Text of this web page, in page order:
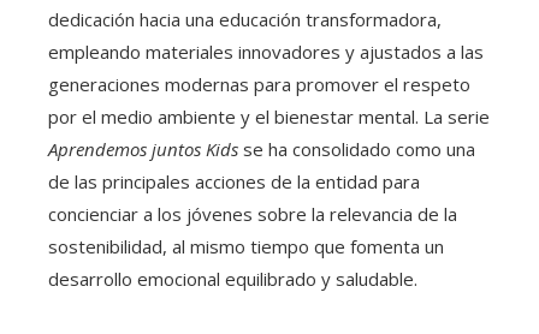
dedicación hacia una educación transformadora,
empleando materiales innovadores y ajustados a las
generaciones modernas para promover el respeto
por el medio ambiente y el bienestar mental. La serie
Aprendemos juntos Kids se ha consolidado como una
de las principales acciones de la entidad para
concienciar a los jóvenes sobre la relevancia de la
sostenibilidad, al mismo tiempo que fomenta un
desarrollo emocional equilibrado y saludable.